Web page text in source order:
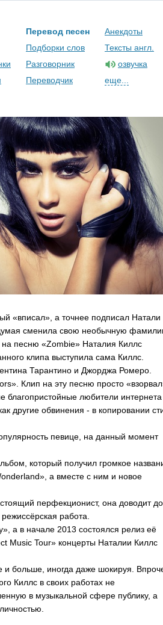
Перевод песен
Подборки слов
Разговорник
Переводчик
Анекдоты
Тексты англ.
озвучка
еще...
«вписал», а точнее подписал Натали
сменила свою необычную
на песню «Zombie» Наталия Киллс
клипа выступила сама Киллс.
Тарантино и Джорджа Ромеро.
». Клип на эту песню просто
благопристойные любители интернета
другие обвинения - в копировании
певице, на данный момент
который получил громкое
», а вместе с ним и новое
перфекционист, она доводит до
работа.
», а в начале 2013 состоялся релиз её
Music Tour» концерты Наталии Киллс
и больше, иногда даже шокируя.
Киллс в своих работах не
в музыкальной сфере публику, а